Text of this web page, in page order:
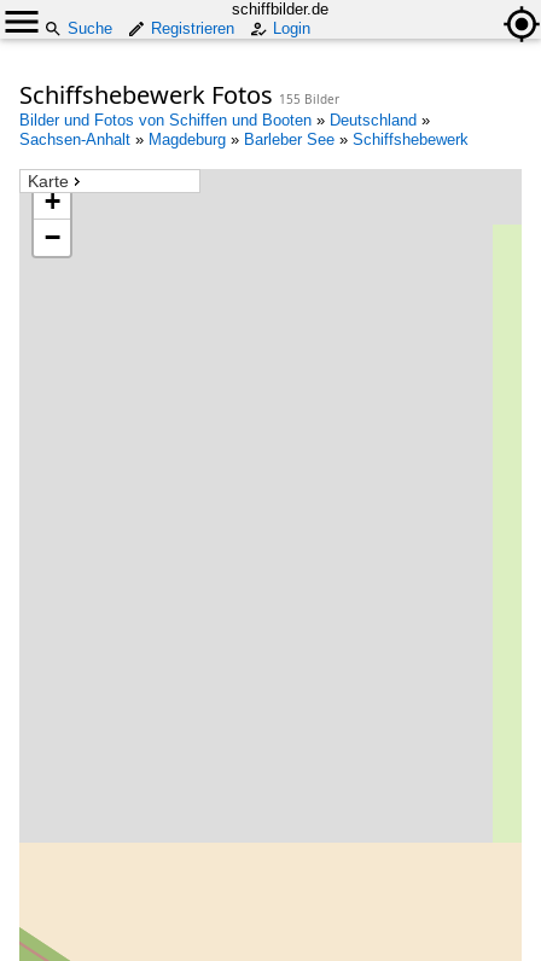
schiffbilder.de
Suche
Registrieren Login
Schiffshebewerk Fotos 155 Bilder
Bilder und Fotos von Schiffen und Booten » Deutschland »
Sachsen-Anhalt » Magdeburg » Barleber See » Schiffshebewerk
Karte
+
−